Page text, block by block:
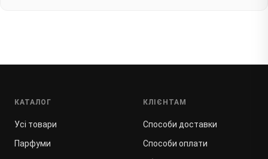
КАТАЛОГ
Усі товари
Парфуми
КЛІЄНТАМ
Способи доставки
Способи оплати